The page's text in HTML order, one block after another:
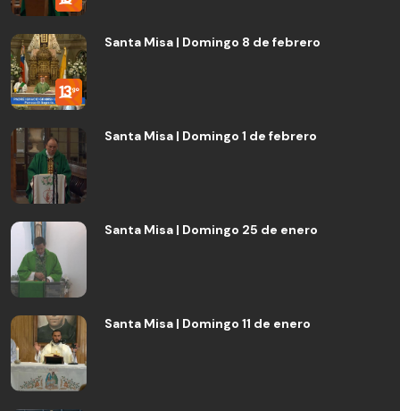
Santa Misa | Domingo 8 de febrero
Santa Misa | Domingo 1 de febrero
Santa Misa | Domingo 25 de enero
Santa Misa | Domingo 11 de enero